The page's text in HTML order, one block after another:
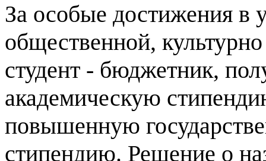
За особые достижения в
общественной,
студент - бюджетник,
академическую
повышенную
стипендию. Решение о